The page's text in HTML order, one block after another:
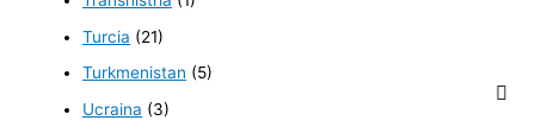
Turcia (21)
Turkmenistan (5)
Ucraina (3)